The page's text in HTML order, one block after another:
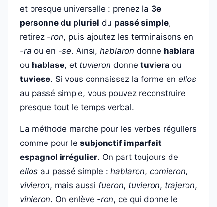
et presque universelle : prenez la 3e
personne du pluriel du passé simple,
retirez -ron, puis ajoutez les terminaisons en
-ra ou en -se. Ainsi, hablaron donne hablara
ou hablase, et tuvieron donne tuviera ou
tuviese. Si vous connaissez la forme en ellos
au passé simple, vous pouvez reconstruire
presque tout le temps verbal.
La méthode marche pour les verbes réguliers
comme pour le subjonctif imparfait
espagnol irrégulier. On part toujours de
ellos au passé simple : hablaron, comieron,
vivieron, mais aussi fueron, tuvieron, trajeron,
vinieron. On enlève -ron, ce qui donne le